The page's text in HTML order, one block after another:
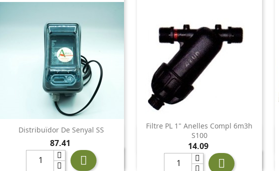
Distribuïdor De Senyal SS
Preu
87,41

 Vista ràpida
Filtre PL 1" Anelles Compl 6m3h
S100
Preu
14,09

Vista ràpida